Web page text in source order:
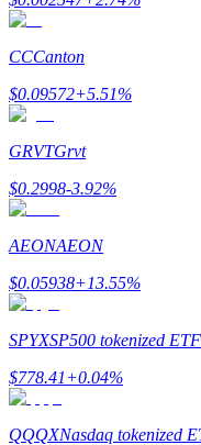
Analiza Big Data, w
Przewodnik
Przewodnik dla
CCCanton
$0.09572+5.51%
GRVTGrvt
$0.2998-3.92%
AEONAEON
$0.05938+13.55%
SPYXSP500 tokenized
$778.41+0.04%
QQQXNasdaq tokenized